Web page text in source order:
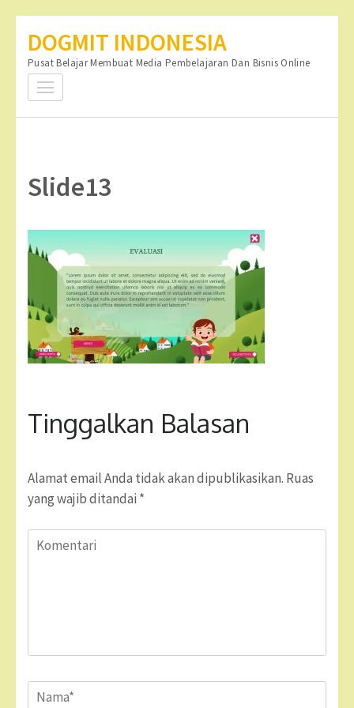
konten
(Tekan
DOGMIT INDONESIA
Pusat Belajar Membuat Media Pembelajaran Dan Bisnis Online
Slide13
Tinggalkan Balasan
Alamat email Anda tidak akan dipublikasikan. Ruas
yang wajib ditandai *
Komentari
Name*